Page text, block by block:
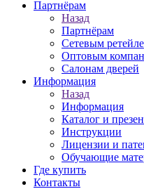
Партнёрам
Назад
Партнёрам
Сетевым
Оптовым
Салонам дверей
Информация
Назад
Информация
Каталог и
Инструкции
Лицензии и
Обучающие
Где купить
Контакты